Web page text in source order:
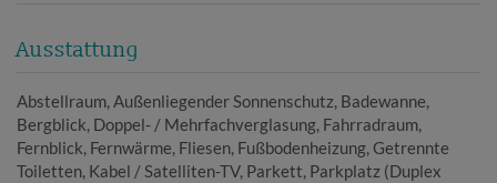
Ausstattung
Abstellraum Außenliegender Sonnenschutz Badewanne
Bergblick Doppel- / Mehrfachverglasung Fahrradraum
Fernblick Fernwärme Fliesen Fußbodenheizung Getrennte
Toiletten Kabel / Satelliten-TV Parkett Parkplatz (Duplex